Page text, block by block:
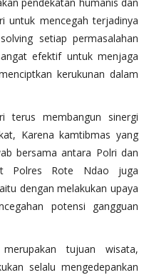
untuk mencegah terjadinya
setiap permasalahan
efektif untuk menjaga
kerukunan dalam
terus membangun sinergi
Karena kamtibmas yang
bersama antara Polri dan
Polres Rote Ndao juga
dengan melakukan upaya
potensi gangguan
tujuan wisata,
selalu mengedepankan